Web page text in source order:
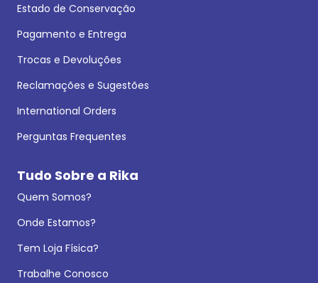
Estado de Conservação
Pagamento e Entrega
Trocas e Devoluções
Reclamações e Sugestões
International Orders
Perguntas Frequentes
Tudo Sobre a Rika
Quem Somos?
Onde Estamos?
Tem Loja Física?
Trabalhe Conosco